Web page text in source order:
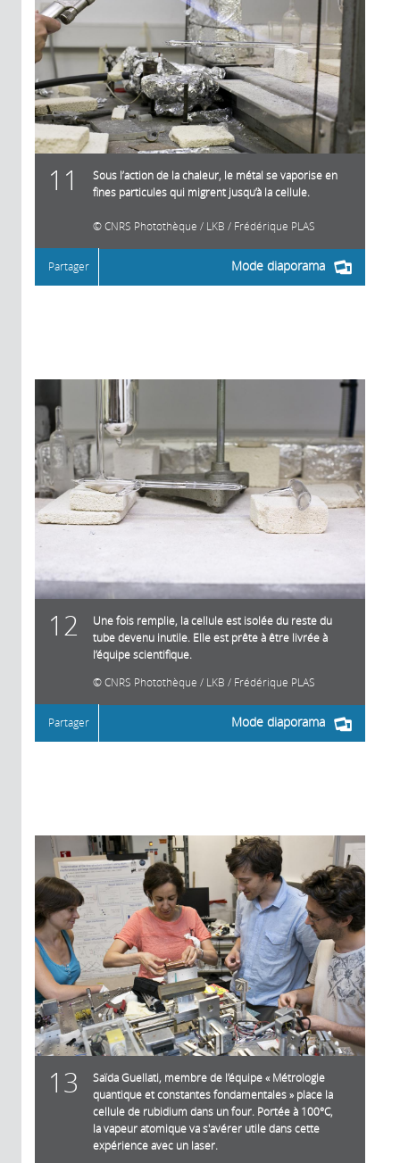
11
Sous l’action de la chaleur, le métal se vaporise en
fines particules qui migrent jusqu’à la cellule.
CNRS Photothèque / LKB / Frédérique PLAS
Mode diaporama
Partager
12
Une fois remplie, la cellule est isolée du reste du
tube devenu inutile. Elle est prête à être livrée à
l’équipe scientifique.
CNRS Photothèque / LKB / Frédérique PLAS
Mode diaporama
Partager
13
Saïda Guellati, membre de l’équipe « Métrologie
quantique et constantes fondamentales » place la
cellule de rubidium dans un four. Portée à 100°C,
la vapeur atomique va s'avérer utile dans cette
expérience avec un laser.